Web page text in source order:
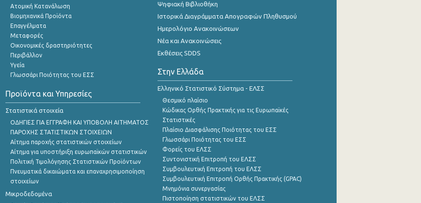
Ατομική Κατανάλωση
Βιομηχανικά Προϊόντα
Επαγγέλματα
Μεταφορές
Οικονομικές δραστηριότητες
Περιβάλλον
Υγεία
Γλωσσάρι Ποιότητας του ΕΣΣ
Προϊόντα και Υπηρεσίες
Στατιστικά στοιχεία
ΟΔΗΓΙΕΣ ΓΙΑ ΕΓΓΡΑΦΗ ΚΑΙ ΥΠΟΒΟΛΗ ΑΙΤΗΜΑΤΟΣ
ΠΑΡΟΧΗΣ ΣΤΑΤΙΣΤΙΚΩΝ ΣΤΟΙΧΕΙΩΝ
Αίτημα παροχής στατιστικών στοιχείων
Αίτημα για υποστήριξη ευρωπαϊκών στατιστικών
Πολιτική Τιμολόγησης Στατιστικών Προϊόντων
Πνευματικά δικαιώματα και επαναχρησιμοποίηση
στοιχείων
Μικροδεδομένα
Ψηφιακή Βιβλιοθήκη
Ιστορικά Διαγράμματα Απογραφών Πληθυσμού
Ημερολόγιο Ανακοινώσεων
Νέα και Ανακοινώσεις
Εκθέσεις SDDS
Στην Ελλάδα
Ελληνικό Στατιστικό Σύστημα - ΕΛΣΣ
Θεσμικό πλαίσιο
Κώδικας Ορθής Πρακτικής για τις Ευρωπαϊκές
Στατιστικές
Πλαίσιο Διασφάλισης Ποιότητας του ΕΣΣ
Γλωσσάρι Ποιότητας του ΕΣΣ
Φορείς του ΕΛΣΣ
Συντονιστική Επιτροπή του ΕΛΣΣ
Συμβουλευτική Επιτροπή του ΕΛΣΣ
Συμβουλευτική Επιτροπή Ορθής Πρακτικής (GPAC)
Μνημόνια συνεργασίας
Πιστοποίηση στατιστικών του ΕΛΣΣ